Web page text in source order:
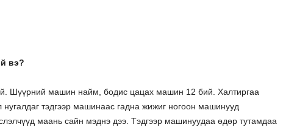
вэ?
Шүүрний машин найм, бодис цацах машин 12 бий. Халтиргаа
нугалдаг тэдгээр машинаас гадна жижиг ногоон машинууд
маань сайн мэднэ дээ. Тэдгээр машинуудаа өдөр тутамдаа